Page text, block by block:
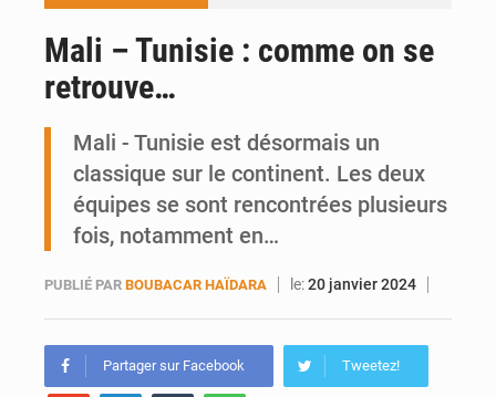
AfroBasket U18 : Le Mali défend sa double couronne à Abidjan
Mali – Tunisie : comme on se
retrouve…
Mali - Tunisie est désormais un
classique sur le continent. Les deux
équipes se sont rencontrées plusieurs
fois, notamment en…
PUBLIÉ PAR BOUBACAR HAÏDARA le:20 janvier 2024
Partager sur Facebook Tweetez!